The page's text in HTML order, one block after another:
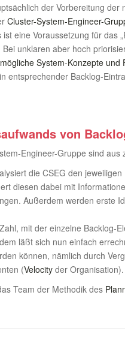
der Vorbereitung der
Cluster-System-Engineer-
eine Voraussetzung für das
unklaren aber hoch
mögliche System-Konzepte und
entsprechender Backlog-
von
Engineer-Gruppe sind aus
die CSEG den
diesen dabei mit
Außerdem werden erste
mit der einzelne Backlog-
läßt sich nun einfach
können, nämlich durch
(Velocity der Organisation).
Team der Methodik des